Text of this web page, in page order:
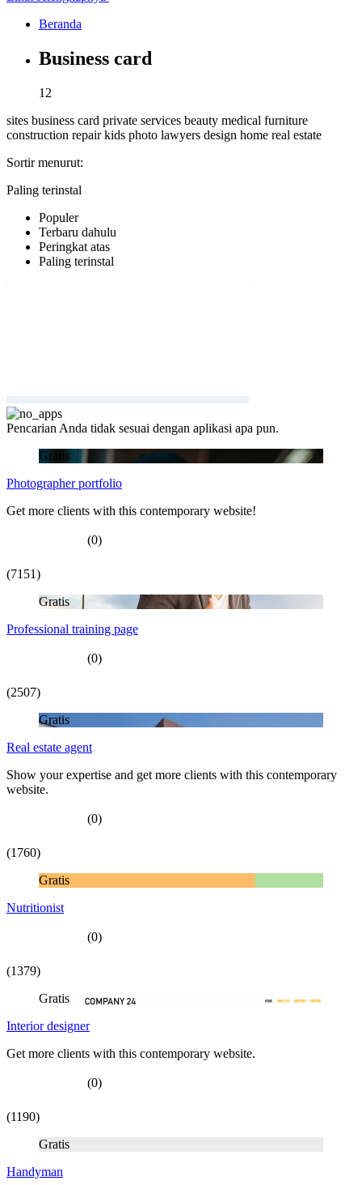
Beranda
Business card
12
sites business card private services beauty medical furniture
construction repair kids photo lawyers design home real estate
Sortir menurut:
Paling terinstal
Populer
Terbaru dahulu
Peringkat atas
Paling terinstal
Pencarian Anda tidak sesuai dengan aplikasi apa pun.
Gratis
Photographer portfolio
Get more clients with this contemporary website!
(0)
(7151)
Gratis
Professional training page
(0)
(2507)
Gratis
Real estate agent
Show your expertise and get more clients with this contemporary
website.
(0)
(1760)
Gratis
Nutritionist
(0)
(1379)
Gratis
Interior designer
Get more clients with this contemporary website.
(0)
(1190)
Gratis
Handyman